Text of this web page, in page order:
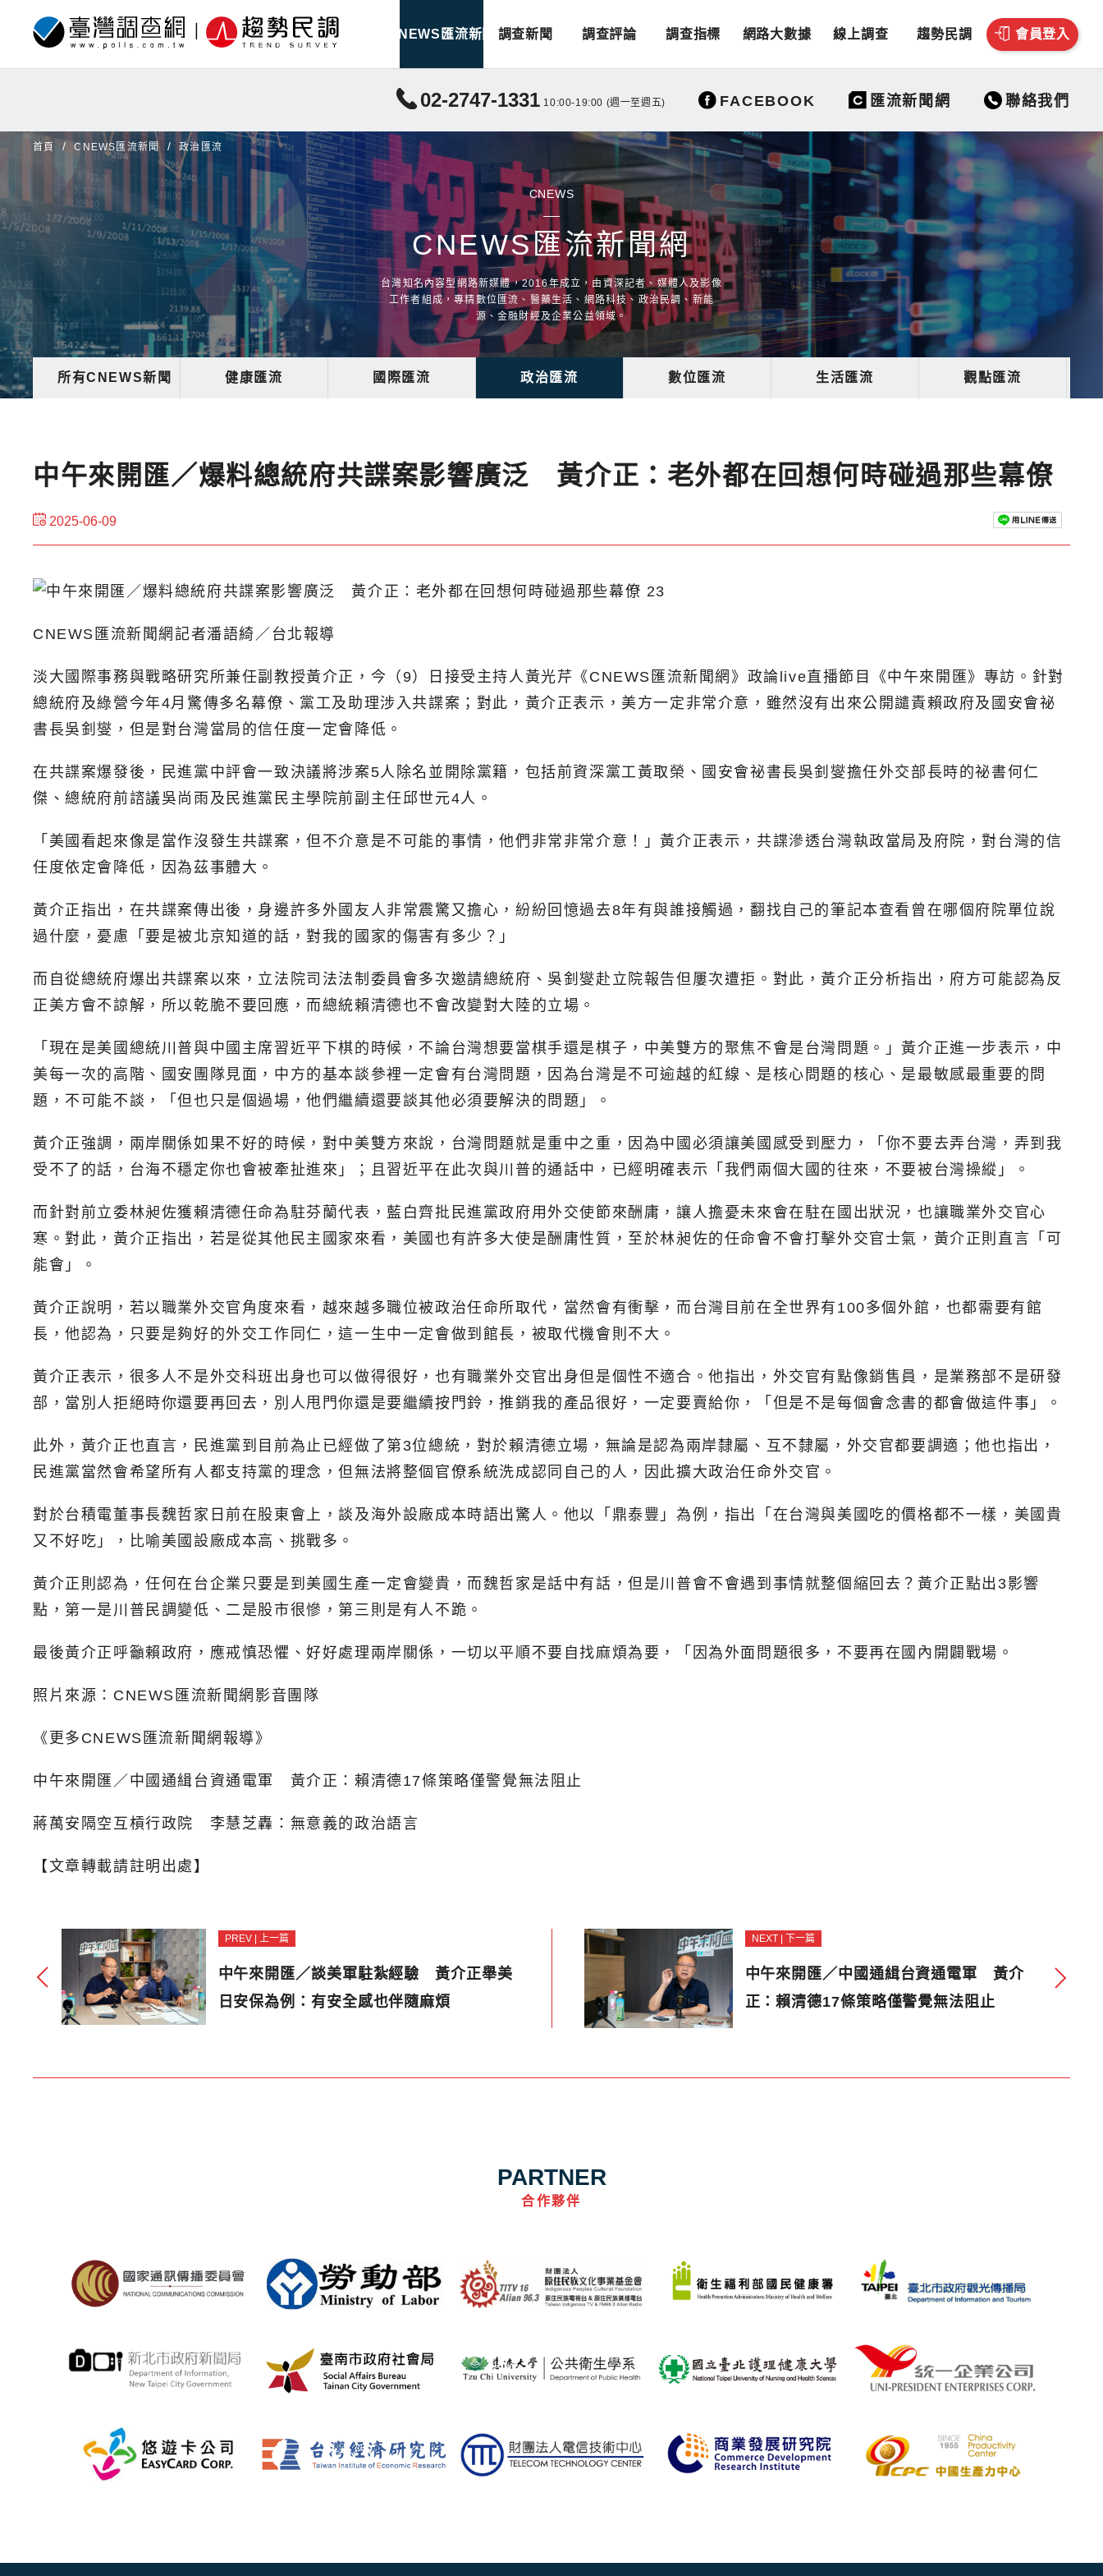
CNEWS匯流新聞 調查新聞 調查評論 調查指標 網路大數據 線上調查 趨勢民調 會員登入
02-2747-1331 10:00-19:00 (週一至週五) FACEBOOK 匯流新聞網 聯絡我們
首頁 CNEWS匯流新聞 政治匯流
CNEWS
CNEWS匯流新聞網
台灣知名內容型網路新媒體，2016年成立，由資深記者、媒體人及影像
工作者組成，專精數位匯流、醫藥生活、網路科技、政治民調、新能
源、金融財經及企業公益領域。
所有CNEWS新聞 健康匯流 國際匯流 政治匯流 數位匯流 生活匯流 觀點匯流
中午來開匯／爆料總統府共諜案影響廣泛 黃介正：老外都在回想何時碰過那些幕僚
2025-06-09
CNEWS匯流新聞網記者潘語綺／台北報導
淡大國際事務與戰略研究所兼任副教授黃介正，今（9）日接受主持人黃光芹《CNEWS匯流新聞網》政論live直播節目《中午來開匯》專訪。針對
總統府及綠營今年4月驚傳多名幕僚、黨工及助理涉入共諜案；對此，黃介正表示，美方一定非常介意，雖然沒有出來公開譴責賴政府及國安會祕
書長吳釗燮，但是對台灣當局的信任度一定會降低。
在共諜案爆發後，民進黨中評會一致決議將涉案5人除名並開除黨籍，包括前資深黨工黃取榮、國安會祕書長吳釗燮擔任外交部長時的祕書何仁
傑、總統府前諮議吳尚雨及民進黨民主學院前副主任邱世元4人。
「美國看起來像是當作沒發生共諜案，但不介意是不可能的事情，他們非常非常介意！」黃介正表示，共諜滲透台灣執政當局及府院，對台灣的信
任度依定會降低，因為茲事體大。
黃介正指出，在共諜案傳出後，身邊許多外國友人非常震驚又擔心，紛紛回憶過去8年有與誰接觸過，翻找自己的筆記本查看曾在哪個府院單位說
過什麼，憂慮「要是被北京知道的話，對我的國家的傷害有多少？」
而自從總統府爆出共諜案以來，立法院司法法制委員會多次邀請總統府、吳釗燮赴立院報告但屢次遭拒。對此，黃介正分析指出，府方可能認為反
正美方會不諒解，所以乾脆不要回應，而總統賴清德也不會改變對大陸的立場。
「現在是美國總統川普與中國主席習近平下棋的時候，不論台灣想要當棋手還是棋子，中美雙方的聚焦不會是台灣問題。」黃介正進一步表示，中
美每一次的高階、國安團隊見面，中方的基本談參裡一定會有台灣問題，因為台灣是不可逾越的紅線、是核心問題的核心、是最敏感最重要的問
題，不可能不談，「但也只是個過場，他們繼續還要談其他必須要解決的問題」。
黃介正強調，兩岸關係如果不好的時候，對中美雙方來說，台灣問題就是重中之重，因為中國必須讓美國感受到壓力，「你不要去弄台灣，弄到我
受不了的話，台海不穩定你也會被牽扯進來」；且習近平在此次與川普的通話中，已經明確表示「我們兩個大國的往來，不要被台灣操縱」。
而針對前立委林昶佐獲賴清德任命為駐芬蘭代表，藍白齊批民進黨政府用外交使節來酬庸，讓人擔憂未來會在駐在國出狀況，也讓職業外交官心
寒。對此，黃介正指出，若是從其他民主國家來看，美國也有許多大使是酬庸性質，至於林昶佐的任命會不會打擊外交官士氣，黃介正則直言「可
能會」。
黃介正說明，若以職業外交官角度來看，越來越多職位被政治任命所取代，當然會有衝擊，而台灣目前在全世界有100多個外館，也都需要有館
長，他認為，只要是夠好的外交工作同仁，這一生中一定會做到館長，被取代機會則不大。
黃介正表示，很多人不是外交科班出身也可以做得很好，也有職業外交官出身但是個性不適合。他指出，外交官有點像銷售員，是業務部不是研發
部，當別人拒絕時你還要再回去，別人甩門你還是要繼續按門鈴，推銷我的產品很好，一定要賣給你，「但是不是每個會念書的都會做這件事」。
此外，黃介正也直言，民進黨到目前為止已經做了第3位總統，對於賴清德立場，無論是認為兩岸隸屬、互不隸屬，外交官都要調適；他也指出，
民進黨當然會希望所有人都支持黨的理念，但無法將整個官僚系統洗成認同自己的人，因此擴大政治任命外交官。
對於台積電董事長魏哲家日前在股東會上，談及海外設廠成本時語出驚人。他以「鼎泰豐」為例，指出「在台灣與美國吃的價格都不一樣，美國貴
又不好吃」，比喻美國設廠成本高、挑戰多。
黃介正則認為，任何在台企業只要是到美國生產一定會變貴，而魏哲家是話中有話，但是川普會不會遇到事情就整個縮回去？黃介正點出3影響
點，第一是川普民調變低、二是股市很慘，第三則是有人不跪。
最後黃介正呼籲賴政府，應戒慎恐懼、好好處理兩岸關係，一切以平順不要自找麻煩為要，「因為外面問題很多，不要再在國內開闢戰場。
照片來源：CNEWS匯流新聞網影音團隊
《更多CNEWS匯流新聞網報導》
中午來開匯／中國通緝台資通電軍 黃介正：賴清德17條策略僅警覺無法阻止
蔣萬安隔空互槓行政院 李慧芝轟：無意義的政治語言
【文章轉載請註明出處】
PREV | 上一篇
中午來開匯／談美軍駐紮經驗 黃介正舉美
日安保為例：有安全感也伴隨麻煩
NEXT | 下一篇
中午來開匯／中國通緝台資通電軍 黃介
正：賴清德17條策略僅警覺無法阻止
PARTNER
合作夥伴